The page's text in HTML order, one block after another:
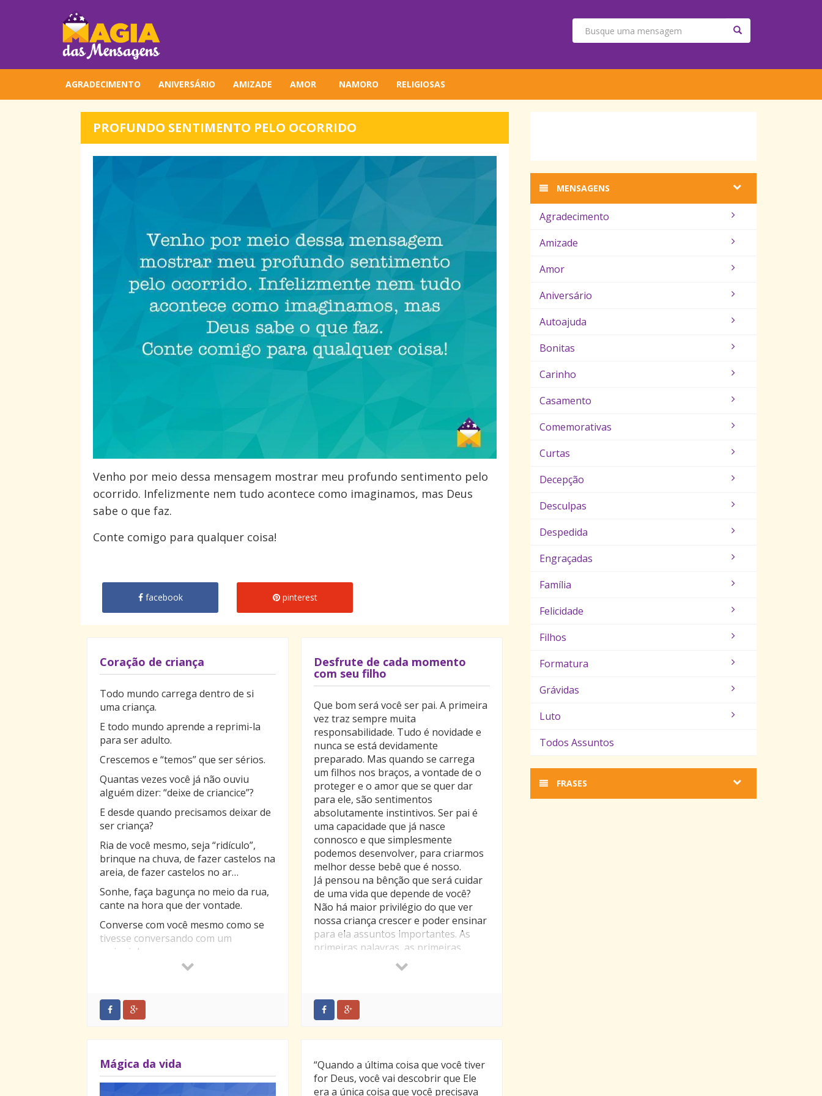
AGRADECIMENTO ANIVERSÁRIO AMIZADE AMOR NAMORO RELIGIOSAS
PROFUNDO SENTIMENTO PELO OCORRIDO
Venho por meio dessa mensagem mostrar meu profundo sentimento pelo
ocorrido. Infelizmente nem tudo acontece como imaginamos, mas Deus
sabe o que faz.
Conte comigo para qualquer coisa!
facebook pinterest
Coração de criança
Todo mundo carrega dentro de si
uma criança.
E todo mundo aprende a reprimi-la
para ser adulto.
Crescemos e “temos” que ser sérios.
Quantas vezes você já não ouviu
alguém dizer: “deixe de criancice”?
E desde quando precisamos deixar de
ser criança?
Ria de você mesmo, seja “ridículo”,
brinque na chuva, de fazer castelos na
areia, de fazer castelos no ar…
Sonhe, faça bagunça no meio da rua,
cante na hora que der vontade.
Converse com você mesmo como se
tivesse conversando com um
amiguinho.
Assista desenho animado e veja a sua
animado.
Brinque com uma criança, como uma
sorria e ria sem motivo, ria de você,
dos seus dramas, do ridículo das
situações.
Desfrute de cada momento
com seu filho
Que bom será você ser pai. A primeira
vez traz sempre muita
responsabilidade. Tudo é novidade e
nunca se está devidamente
preparado. Mas quando se carrega
um filhos nos braços, a vontade de o
proteger e o amor que se quer dar
para ele, são sentimentos
absolutamente instintivos. Ser pai é
uma capacidade que já nasce
connosco e que simplesmente
podemos desenvolver, para criarmos
melhor desse bebê que é nosso.
Já pensou na bênção que será cuidar
de uma vida que depende de você?
Não há maior privilégio do que ver
nossa criança crescer e poder ensinar
para ela assuntos importantes. As
primeiras palavras, as primeiras
conquistas, todos os momentos serão
significativos e encherão você de
é uma experiência incrível que você
nunca esquecerá. Desfrute de cada
que ele sinta todo o orgulho em você.
Mágica da vida
“Quando a última coisa que você tiver
for Deus, você vai descobrir que Ele
era a única coisa que você precisava
MENSAGENS
Agradecimento
Amizade
Amor
Aniversário
Autoajuda
Bonitas
Carinho
Casamento
Comemorativas
Curtas
Decepção
Desculpas
Despedida
Engraçadas
Família
Felicidade
Filhos
Formatura
Grávidas
Luto
Todos Assuntos
FRASES